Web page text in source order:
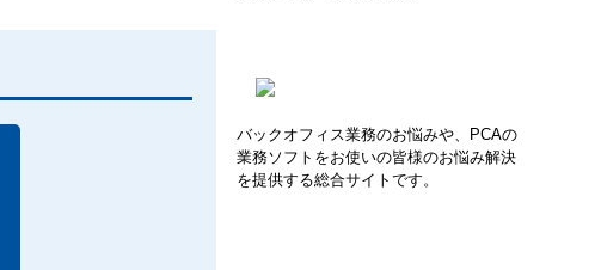
バックオフィス業務のお悩みや、PCAの
業務ソフトをお使いの皆様のお悩み解決
を提供する総合サイトです。